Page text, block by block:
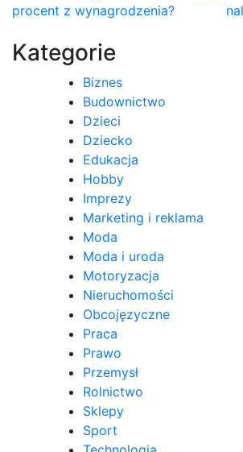
wpisu
procent z wynagrodzenia?
Kategorie
Biznes
Budownictwo
Dzieci
Dziecko
Edukacja
Hobby
Imprezy
Marketing i reklama
Moda
Moda i uroda
Motoryzacja
Nieruchomości
Obcojęzyczne
Praca
Prawo
Przemysł
Rolnictwo
Sklepy
Sport